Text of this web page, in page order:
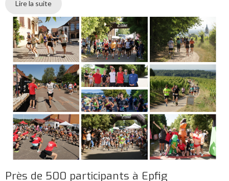
Lire la suite
Près de 500 participants à Epfig